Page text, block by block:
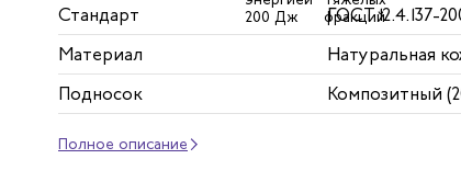
Стандарт
ГОСТ 12.4.137-
Материал
Натуральная
Подносок
Композитный
Полное описание